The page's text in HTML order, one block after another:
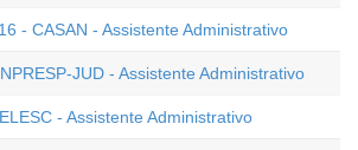
- CASAN - Assistente Administrativo
JUD - Assistente Administrativo
- Assistente Administrativo